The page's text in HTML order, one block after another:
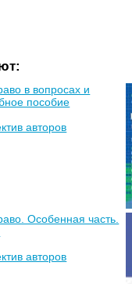
в вопросах и
пособие
авторов
Особенная часть.
авторов